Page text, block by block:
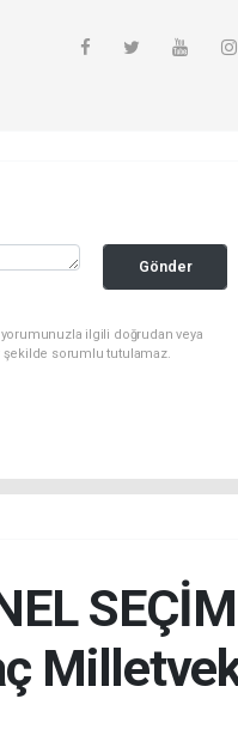
Gönder
yorumunuzla ilgili doğrudan veya
şekilde sorumlu tutulamaz.